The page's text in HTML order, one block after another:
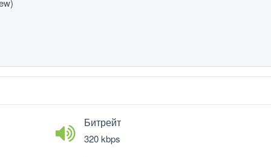
Битрейт
320 kbps